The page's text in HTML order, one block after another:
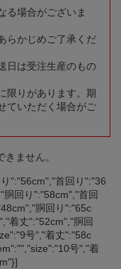
る場合がございま
らかじめご了承くだ
日は受注生産のもの
限りがあります。期
ていただく場合がご
ません。
":"56cm","首回り":"36
回り":"58cm","首回
胴回り":"65c
着丈":"52cm","胴回
号","着丈":"58c
号","着